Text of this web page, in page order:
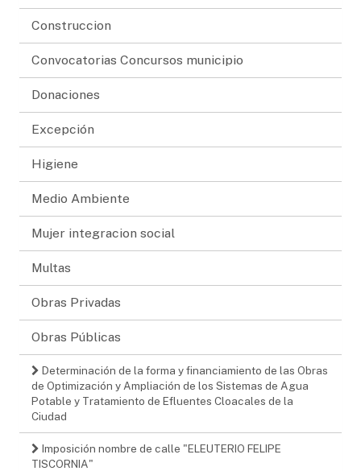
Construccion
Convocatorias Concursos municipio
Donaciones
Excepción
Higiene
Medio Ambiente
Mujer integracion social
Multas
Obras Privadas
Obras Públicas
Determinación de la forma y financiamiento de las Obras
de Optimización y Ampliación de los Sistemas de Agua
Potable y Tratamiento de Efluentes Cloacales de la
Ciudad
Imposición nombre de calle "ELEUTERIO FELIPE
TISCORNIA"